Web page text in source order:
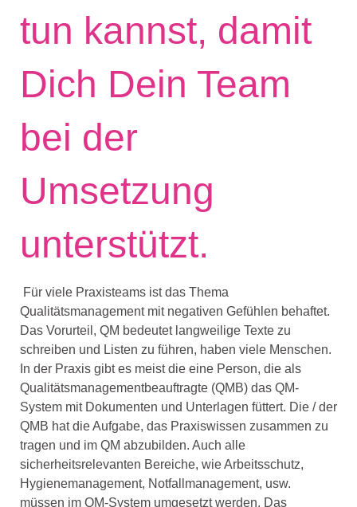
tun kannst, damit
Dich Dein Team
bei der
Umsetzung
unterstützt.
Für viele Praxisteams ist das Thema
Qualitätsmanagement mit negativen Gefühlen behaftet.
Das Vorurteil, QM bedeutet langweilige Texte zu
schreiben und Listen zu führen, haben viele Menschen.
In der Praxis gibt es meist die eine Person, die als
Qualitätsmanagementbeauftragte (QMB) das QM-
System mit Dokumenten und Unterlagen füttert. Die / der
QMB hat die Aufgabe, das Praxiswissen zusammen zu
tragen und im QM abzubilden. Auch alle
sicherheitsrelevanten Bereiche, wie Arbeitsschutz,
Hygienemanagement, Notfallmanagement, usw.
müssen im QM-System umgesetzt werden. Das